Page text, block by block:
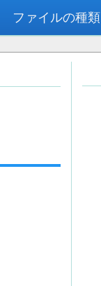
ファイルの種類